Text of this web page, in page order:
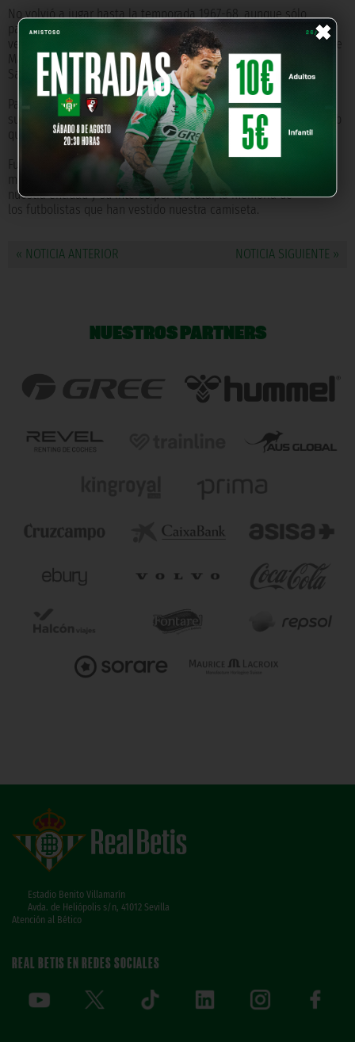
×
No volvió a jugar hasta la temporada 1967-68, aunque sólo
partidos de carácter amistoso, abandonando la disciplina
verdiblanca al concluir esa campaña para fichar por el Atlético de
Madrid. Más tarde militó en el Valladolid y en el Racing de
Santander, donde se retiró en 1971.
Paquito agradeció emocionado el gesto de la entidad, evocando
sus mejores recuerdos de aquellos años en el Real Betis, un Club
que, según sus palabras, sigue llevando en el corazón.
Fue, sin duda, un momento muy emotivo que vuelve a poner de
manifiesto el compromiso del Real Betis con la historia de
nuestra entidad y su interés por rescatar la memoria de
los futbolistas que han vestido nuestra camiseta.
« NOTICIA ANTERIOR NOTICIA SIGUIENTE »
NUESTROS PARTNERS
Estadio Benito Villamarín
Avda. de Heliópolis s/n, 41012 Sevilla
Atención al Bético
REAL BETIS EN REDES SOCIALES